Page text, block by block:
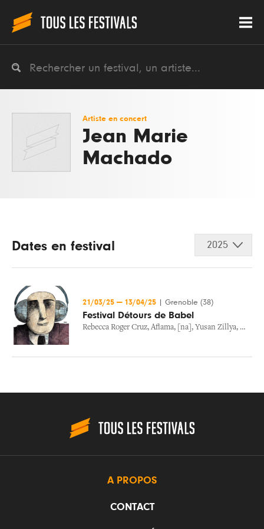
Artiste en concert
Jean Marie
Machado
Dates en festival 2025
21/03/25 — 13/04/25 Grenoble (38)
Festival Détours de Babel
Rebecca Roger Cruz, Aflama, [na] , Yusan Zillya,
A PROPOS
CONTACT